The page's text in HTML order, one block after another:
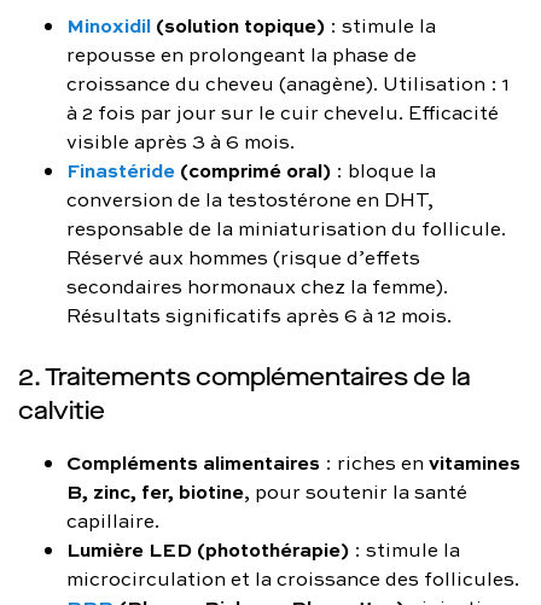
Minoxidil (solution topique) : stimule la
repousse en prolongeant la phase de
croissance du cheveu (anagène). Utilisation : 1
à 2 fois par jour sur le cuir chevelu. Efficacité
visible après 3 à 6 mois.
Finastéride (comprimé oral) : bloque la
conversion de la testostérone en DHT,
responsable de la miniaturisation du follicule.
Réservé aux hommes (risque d’effets
secondaires hormonaux chez la femme).
Résultats significatifs après 6 à 12 mois.
2. Traitements complémentaires de la
calvitie
Compléments alimentaires : riches en vitamines
B, zinc, fer, biotine, pour soutenir la santé
capillaire.
Lumière LED (photothérapie) : stimule la
microcirculation et la croissance des follicules.